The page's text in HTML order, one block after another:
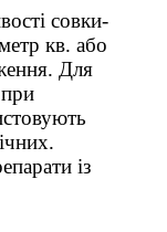
совки-
кв. або
Для
із